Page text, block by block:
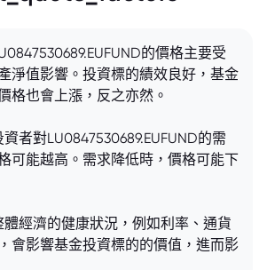
的價格主要受
淨值影響。投資標的績效良好，基金
格也會上漲，反之亦然。
者對LU0847530689.EUFUND的需
可能越高。需求降低時，價格可能下
經濟的健康狀況，例如利率、通貨
會影響基金投資標的的價值，進而影